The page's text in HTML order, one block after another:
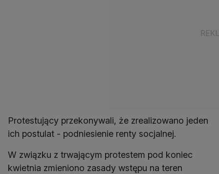
Protestujący przekonywali, że zrealizowano jeden
ich postulat - podniesienie renty socjalnej.
W związku z trwającym protestem pod koniec
kwietnia zmieniono zasady wstępu na teren